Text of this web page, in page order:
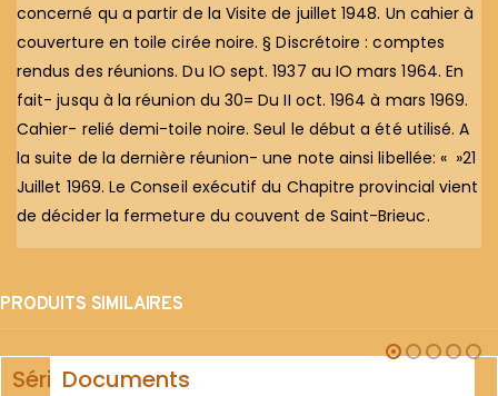
concerné qu a partir de la Visite de juillet 1948. Un cahier à
couverture en toile cirée noire. § Discrétoire : comptes
rendus des réunions. Du IO sept. 1937 au IO mars 1964. En
fait- jusqu à la réunion du 30= Du II oct. 1964 à mars 1969.
Cahier- relié demi-toile noire. Seul le début a été utilisé. A
la suite de la dernière réunion- une note ainsi libellée: « »21
Juillet 1969. Le Conseil exécutif du Chapitre provincial vient
de décider la fermeture du couvent de Saint-Brieuc.
PRODUITS SIMILAIRES
SérieDocuments